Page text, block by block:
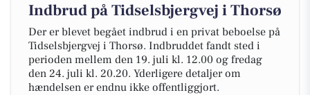
Indbrud på Tidselsbjergvej i Thorsø
Der er blevet begået indbrud i en privat beboelse på
Tidselsbjergvej i Thorsø. Indbruddet fandt sted i
perioden mellem den 19. juli kl. 12.00 og fredag
den 24. juli kl. 20.20. Yderligere detaljer om
hændelsen er endnu ikke offentliggjort.